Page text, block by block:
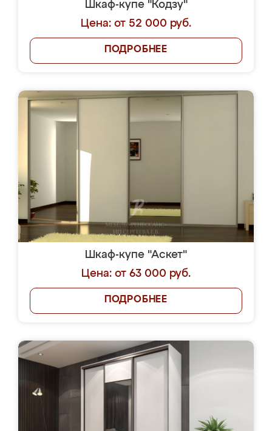
Шкаф-купе "Кодзу"
Цена: от 52 000 руб.
ПОДРОБНЕЕ
Шкаф-купе "Аскет"
Цена: от 63 000 руб.
ПОДРОБНЕЕ